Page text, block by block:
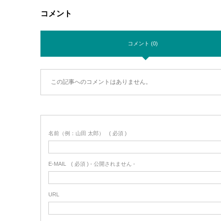
コメント
コメント (0)
この記事へのコメントはありません。
名前（例：山田 太郎） ( 必須 )
E-MAIL ( 必須 ) - 公開されません -
URL